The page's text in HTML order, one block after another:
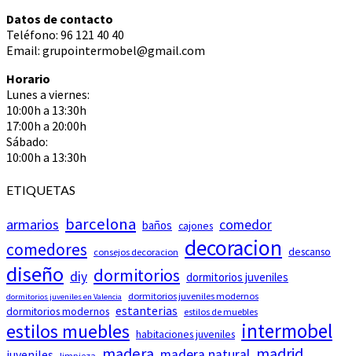
Datos de contacto
Teléfono: 96 121 40 40
Email: grupointermobel@gmail.com
Horario
Lunes a viernes:
10:00h a 13:30h
17:00h a 20:00h
Sábado:
10:00h a 13:30h
ETIQUETAS
armarios barcelona baños cajones comedor
comedores consejos decoracion decoracion descanso
diseño diy dormitorios dormitorios juveniles
dormitorios juveniles en Valencia dormitorios juveniles modernos
dormitorios modernos estanterias estilos de muebles
estilos muebles habitaciones juveniles intermobel